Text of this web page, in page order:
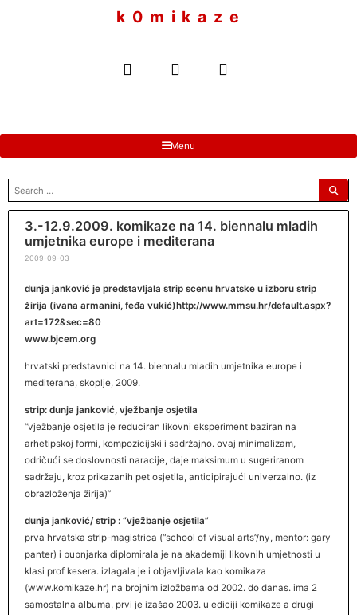
k 0 m i k a z e
Menu
search
for:
3.-12.9.2009. komikaze na 14. biennalu mladih
umjetnika europe i mediterana
2009-09-03
dunja janković je predstavljala strip scenu hrvatske u izboru strip
žirija (ivana armanini, feđa vukić)http://www.mmsu.hr/default.aspx?
art=172&sec=80
www.bjcem.org
hrvatski predstavnici na 14. biennalu mladih umjetnika europe i
mediterana, skoplje, 2009.
strip: dunja janković, vježbanje osjetila
“vježbanje osjetila je reduciran likovni eksperiment baziran na
arhetipskoj formi, kompozicijski i sadržajno. ovaj minimalizam,
odričući se doslovnosti naracije, daje maksimum u sugeriranom
sadržaju, kroz prikazanih pet osjetila, anticipirajući univerzalno. (iz
obrazloženja žirija)”
dunja janković/ strip : “vježbanje osjetila”
prva hrvatska strip-magistrica (“school of visual arts”/ny, mentor: gary
panter) i bubnjarka diplomirala je na akademiji likovnih umjetnosti u
klasi prof kesera. izlagala je i objavljivala kao komikaza
(www.komikaze.hr) na brojnim izložbama od 2002. do danas. ima 2
samostalna albuma, prvi je izašao 2003. u ediciji komikaze a drugi